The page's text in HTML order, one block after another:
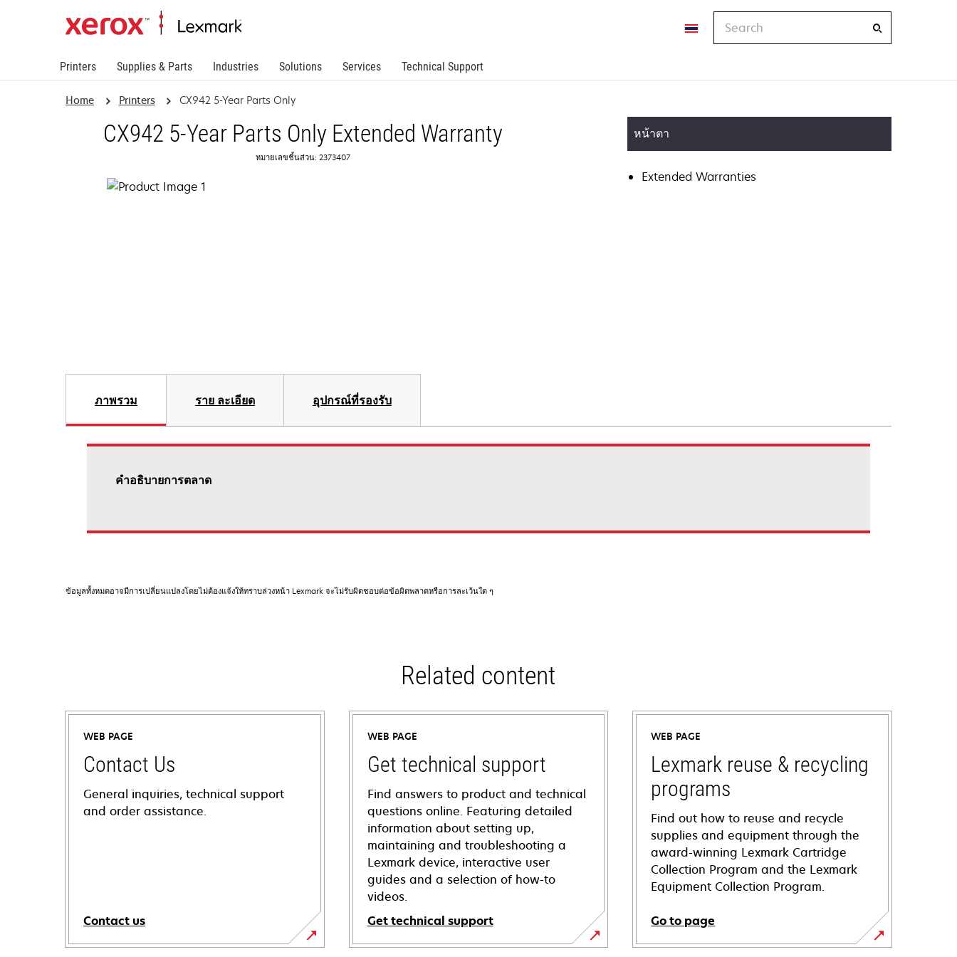
Printers Supplies & Parts Industries Solutions Services Technical Support
Home Printers CX942 5-Year Parts Only
CX942 5-Year Parts Only Extended Warranty
หมายเลขชิ้นส่วน: 2373407
หน้าตา
Extended Warranties
ภาพรวม ราย ละเอียด อุปกรณ์ที่รองรับ
คําอธิบายการตลาด
ข้อมูลทั้งหมดอาจมีการเปลี่ยนแปลงโดยไม่ต้องแจ้งให้ทราบล่วงหน้า Lexmark จะไม่รับผิดชอบต่อข้อผิดพลาดหรือการละเว้นใด ๆ
Related content
WEB PAGE
Contact Us
General inquiries, technical support
and order assistance.
Contact us
WEB PAGE
Get technical support
Find answers to product and technical
questions online. Featuring detailed
information about setting up,
maintaining and troubleshooting a
Lexmark device, interactive user
guides and a selection of how-to
videos.
Get technical support
opens
WEB PAGE
Lexmark reuse & recycling
programs
Find out how to reuse and recycle
supplies and equipment through the
award-winning Lexmark Cartridge
Collection Program and the Lexmark
Equipment Collection Program.
Go to page